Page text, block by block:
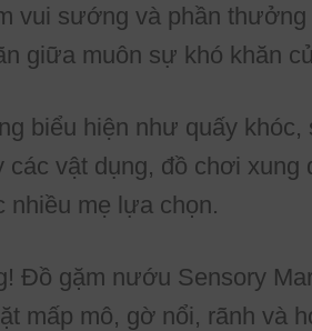
vui sướng và phần
giữa muôn sự khó khăn
biểu hiện như quấy
vật dụng, đồ chơi
mẹ lựa chọn.
gặm nướu Sensory
mấp mô, gờ nổi, rãnh